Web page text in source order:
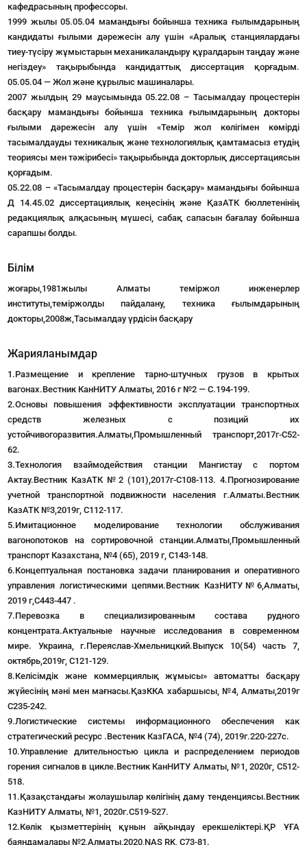
кафедрасының профессоры.
1999 жылы 05.05.04 мамандығы бойынша техника ғылымдарының
кандидаты ғылыми дәрежесін алу үшін «Аралық станциялардағы
тиеу-түсіру жұмыстарын механикаландыру құралдарын таңдау және
негіздеу» тақырыбында кандидаттық диссертация қорғадым.
05.05.04 — Жол және құрылыс машиналары.
2007 жылдың 29 маусымында 05.22.08 – Тасымалдау процестерін
басқару мамандығы бойынша техника ғылымдарының докторы
ғылыми дәрежесін алу үшін «Темір жол көлігімен көмірді
тасымалдауды техникалық және технологиялық қамтамасыз етудің
теориясы мен тәжірибесі» тақырыбында докторлық диссертациясын
қорғадым.
05.22.08 – «Тасымалдау процестерін басқару» мамандығы бойынша
Д 14.45.02 диссертациялық кеңесінің және ҚазАТК бюллетенінің
редакциялық алқасының мүшесі, сабақ сапасын бағалау бойынша
сарапшы болды.
Білім
жоғары,1981жылы Алматы теміржол инженерлер
институты,теміржолды пайдалану, техника ғылымдарының
докторы,2008ж,Тасымалдау үрдісін басқару
Жарияланымдар
1.Размещение и крепление тарно-штучных грузов в крытых
вагонах.Вестник КанНИТУ Алматы, 2016 г №2 — С.194-199.
2.Основы повышения эффективности эксплуатации транспортных
средств железных с позиций их
устойчивогоразвития.Алматы,Промышленный транспорт,2017г-С52-
62.
3.Технология взаймодействия станции Мангистау с портом
Актау.Вестник КазАТК №2 (101),2017г-С108-113. 4.Прогнозирование
учетной транспортной подвижности населения г.Алматы.Вестник
КазАТК №3,2019г, С112-117.
5.Имитационное моделирование технологии обслуживания
вагонопотоков на сортировочной станции.Алматы,Промышленный
транспорт Казахстана, №4 (65), 2019 г, С143-148.
6.Концептуальная постановка задачи планирования и оперативного
управления логистическими цепями.Вестник КазНИТУ№6,Алматы,
2019 г,С443-447 .
7.Перевозка в специализированным состава рудного
концентрата.Актуальные научные исследования в современном
мире. Украина, г.Переяслав-Хмельницкий.Выпуск 10(54) часть 7,
октябрь,2019г, С121-129.
8.Келісімдік және коммерциялық жұмысы» автоматты басқару
жүйесінің мәні мен мағнасы.ҚазККА хабаршысы, №4, Алматы,2019г
С235-242.
9.Логистические системы информационного обеспечения как
стратегический ресурс .Вестеник КазГАСА, №4 (74), 2019г.220-227с.
10.Управление длительностью цикла и распределением периодов
горения сигналов в цикле.Вестник КанНИТУ Алматы, №1, 2020г, С512-
518.
11.Қазақстандағы жолаушылар көлігінің даму тенденциясы.Вестник
КазНИТУ Алматы, №1, 2020г.С519-527.
12.Көлік қызметтерінің құнын айқындау ерекшеліктері.ҚР ҰҒА
баяндамалары №2,Алматы,2020,NAS RK, С73-81.